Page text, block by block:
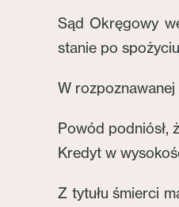
Sąd Okręgowy
stanie po
W
Powód podniósł,
Kredyt w
Z tytułu śmierci